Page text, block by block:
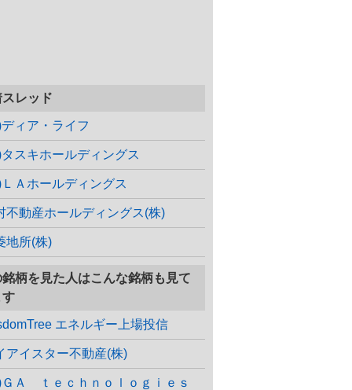
レッド
ィア・ライフ
スキホールディングス
Ａホールディングス
不動産ホールディングス(株)
地所(株)
柄を見た人はこんな銘柄も見て
す
エネルギー上場投信
アイスター不動産(株)
ＧＡ ｔｅｃｈｎｏｌｏｇｉｅｓ